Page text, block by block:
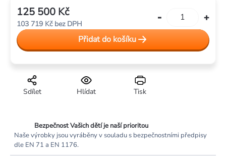
Tisk
Hlídat
Sdílet
125 500 Kč
103 719 Kčbez DPH
Měrná
cena:
Přidat do košíku
Bezpečnost Vašich dětí je naší prioritou
Naše výrobky jsou vyráběny v souladu s bezpečnostními předpisy
dle EN 71 a EN 1176.